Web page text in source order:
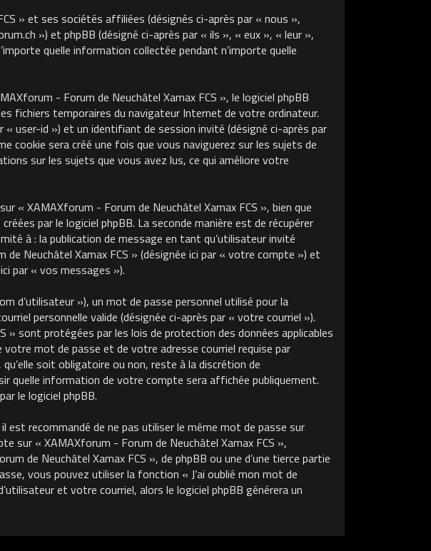
» et ses sociétés affiliées (désignés ci-après par « nous »,
») et phpBB (désigné ci-après par « ils », « eux », « leur »,
quelle information collectée pendant n’importe quelle
- Forum de Neuchâtel Xamax FCS », le logiciel phpBB
fichiers temporaires du navigateur Internet de votre ordinateur.
user-id ») et un identifiant de session invité (désigné ci-après par
cookie sera créé une fois que vous naviguerez sur les sujets de
sur les sujets que vous avez lus, ce qui améliore votre
« XAMAXforum - Forum de Neuchâtel Xamax FCS », bien que
par le logiciel phpBB. La seconde manière est de récupérer
à : la publication de message en tant qu’utilisateur invité
Neuchâtel Xamax FCS » (désignée ici par « votre compte ») et
par « vos messages »).
d’utilisateur »), un mot de passe personnel utilisé pour la
personnelle valide (désignée ci-après par « votre courriel »).
sont protégées par les lois de protection des données applicables
mot de passe et de votre adresse courriel requise par
soit obligatoire ou non, reste à la discrétion de
quelle information de votre compte sera affichée publiquement.
le logiciel phpBB.
est recommandé de ne pas utiliser le même mot de passe sur
sur « XAMAXforum - Forum de Neuchâtel Xamax FCS »,
de Neuchâtel Xamax FCS », de phpBB ou une d’une tierce partie
vous pouvez utiliser la fonction « J’ai oublié mon mot de
et votre courriel, alors le logiciel phpBB générera un